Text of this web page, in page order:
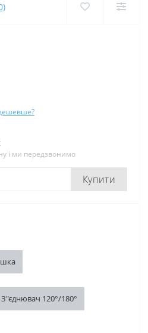
і ми передзвонимо
Купити
З"єднювач 120°/180°